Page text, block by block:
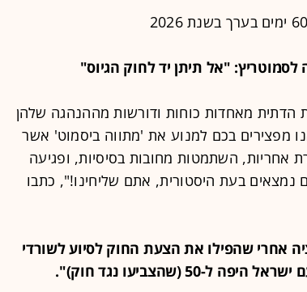
הדתית מאחדות כוחות ודורשות מההנהגה שלהן
מפצירים בכם למנוע את 'מתווה ביסמוט' אשר
אחריות, השתמטות מחובות בסיסיות, ופגיעה
נמצאים בעת היסטורית, אתם שליחינו!", כתבו
אחרי שהפילו את הצעת החוק לסיוע לשורדי
50 (שהצביעו נגד חוק)".